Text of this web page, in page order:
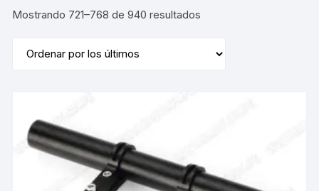
Mostrando 721–768 de 940 resultados